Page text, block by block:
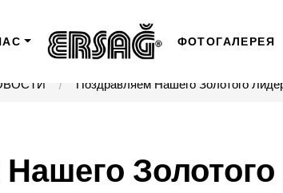
ФОТОГАЛЕРЕЯ
Поздравляем Нашего Золотого
Золотого